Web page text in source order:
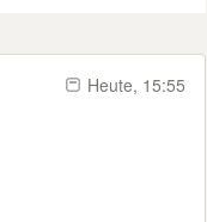
Heute, 15:55